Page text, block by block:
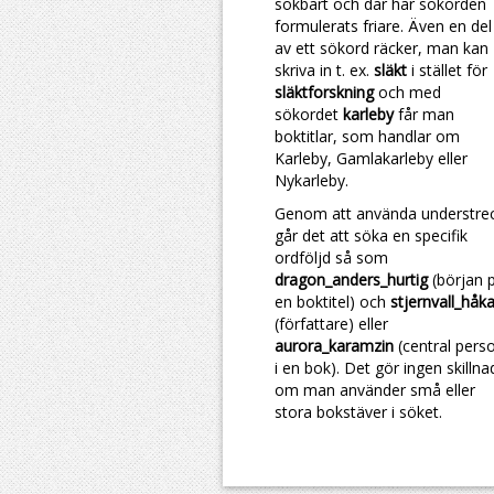
formulerats friare. Även en del
av ett sökord räcker, man kan
skriva in t. ex. släkt i stället för
släktforskningoch med
sökordet karlebyfår man
boktitlar, som handlar om
Karleby, Gamlakarleby eller
Nykarleby.
Genom att använda
går det att söka en specifik
ordföljd så som
dragon_anders_hurtig(början
en boktitel) och
(författare) eller
aurora_karamzin (central
i en bok). Det gör ingen
om man använder små eller
stora bokstäver i söket.